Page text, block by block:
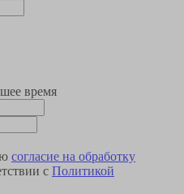
время
согласие на обработку
с Политикой